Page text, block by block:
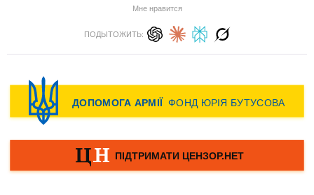
Мне нравится
ПОДЫТОЖИТЬ: